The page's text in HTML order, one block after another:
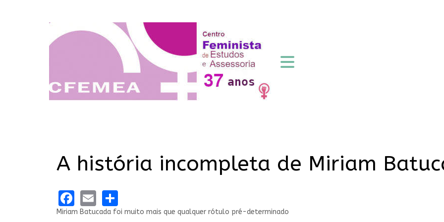
A história incompleta de Miriam
Facebook
Email
Miriam Batucada foi muito mais que qualquer rótulo pré-determinado